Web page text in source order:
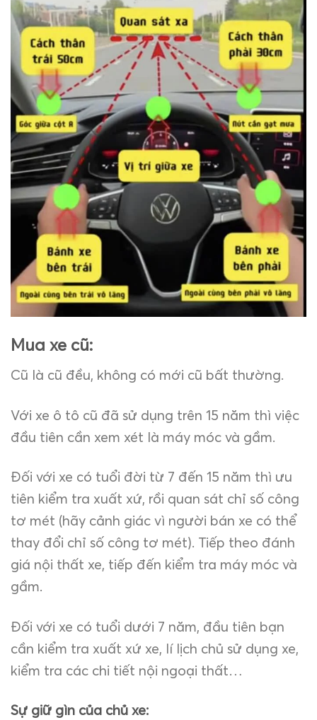
Mua xe cũ:
Cũ là cũ đều, không có mới cũ bất thường.
Với xe ô tô cũ đã sử dụng trên 15 năm thì việc
đầu tiên cần xem xét là máy móc và gầm.
Đối với xe có tuổi đời từ 7 đến 15 năm thì ưu
tiên kiểm tra xuất xứ, rồi quan sát chỉ số công
tơ mét (hãy cảnh giác vì người bán xe có thể
thay đổi chỉ số công tơ mét). Tiếp theo đánh
giá nội thất xe, tiếp đến kiểm tra máy móc và
gầm.
Đối với xe có tuổi dưới 7 năm, đầu tiên bạn
cần kiểm tra xuất xứ xe, lí lịch chủ sử dụng xe,
kiểm tra các chi tiết nội ngoại thất…
Sự giữ gìn của chủ xe: